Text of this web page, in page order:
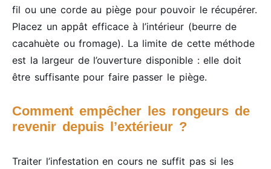
fil ou une corde au piège pour pouvoir le récupérer.
Placez un appât efficace à l’intérieur (beurre de
cacahuète ou fromage). La limite de cette méthode
est la largeur de l’ouverture disponible : elle doit
être suffisante pour faire passer le piège.
Comment empêcher les rongeurs de
revenir depuis l’extérieur ?
Traiter l’infestation en cours ne suffit pas si les